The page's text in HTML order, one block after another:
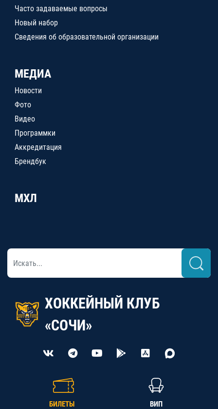
Часто задаваемые вопросы
Новый набор
Сведения об образовательной организации
МЕДИА
Новости
Фото
Видео
Программки
Аккредитация
Брендбук
МХЛ
ХОККЕЙНЫЙ КЛУБ
«СОЧИ»
БИЛЕТЫ ВИП